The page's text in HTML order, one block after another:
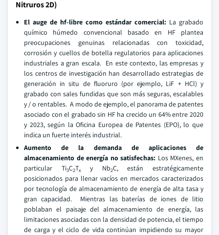
Nitruros 2D)
El auge de hf-libre como estándar comercial: La grabado
químico húmedo convencional basado en HF plantea
preocupaciones genuinas relacionadas con toxicidad,
corrosión y cuellos de botella regulatorios para aplicaciones
industriales a gran escala. En este contexto, las empresas y
los centros de investigación han desarrollado estrategias de
generación in situ de fluoruro (por ejemplo, LiF + HCl) y
grabado con sales fundidas que son más seguras, escalables
y / o rentables. A modo de ejemplo, el panorama de patentes
asociado con el grabado sin HF ha crecido un 64% entre 2020
y 2023, según la Oficina Europea de Patentes (EPO), lo que
indica un fuerte interés industrial.
Aumento de la demanda de aplicaciones de
almacenamiento de energía no satisfechas: Los MXenes, en
particular Ti3C2Tx y Nb2C, están estratégicamente
posicionados para llenar vacíos en mercados caracterizados
por tecnología de almacenamiento de energía de alta tasa y
gran capacidad. Mientras las baterías de iones de litio
poblaban el paisaje del almacenamiento de energía, las
limitaciones asociadas con la densidad de potencia, el tiempo
de carga y el ciclo de vida continúan impidiendo su mayor